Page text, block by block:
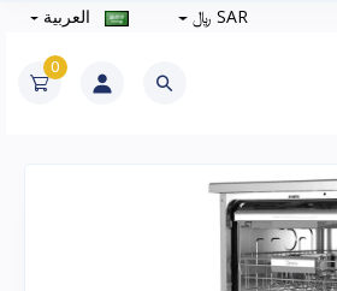
SAR ﷼ العربية
0